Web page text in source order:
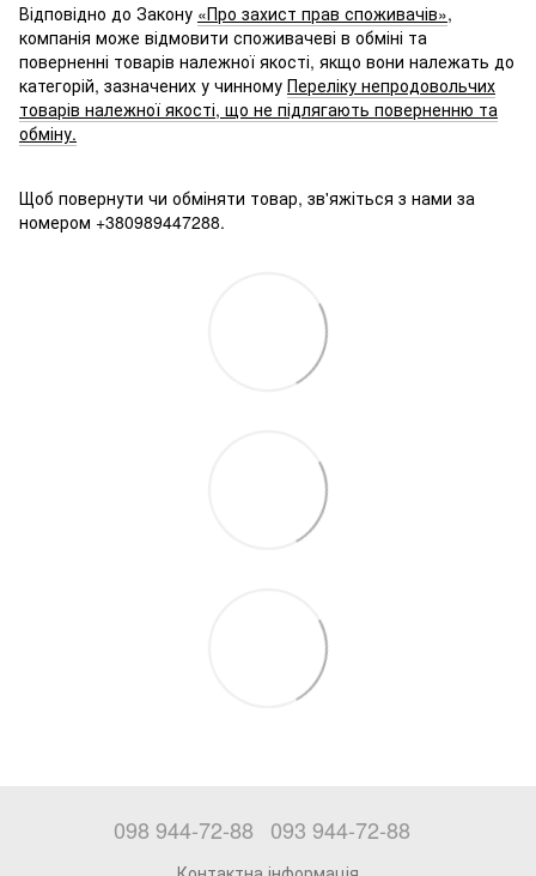
Відповідно до Закону «Про захист прав споживачів»,
компанія може відмовити споживачеві в обміні та
поверненні товарів належної якості, якщо вони належать до
категорій, зазначених у чинному Переліку непродовольчих
товарів належної якості, що не підлягають поверненню та
обміну.
Щоб повернути чи обміняти товар, зв'яжіться з нами за
номером +380989447288.
098 944-72-88 093 944-72-88